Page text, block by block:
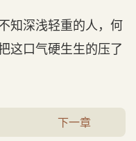
知深浅轻重的人，何
这口气硬生生的压了
下一章